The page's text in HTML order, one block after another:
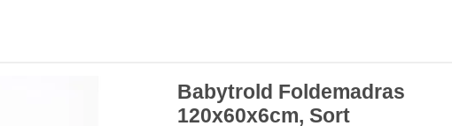
Babytrold Foldemadras
120x60x6cm, Sort